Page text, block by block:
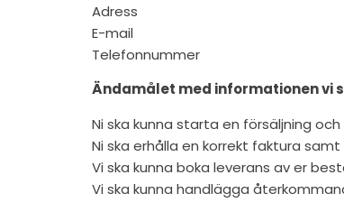
Adress
E-mail
Telefonnummer
Ändamålet med informationen vi
Ni ska kunna starta en försäljning
Ni ska erhålla en korrekt faktura
Vi ska kunna boka leverans av er
Vi ska kunna handlägga